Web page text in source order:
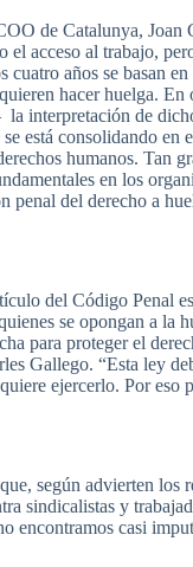
de Catalunya, Joan
el acceso al trabajo,
cuatro años se basan en
quieren hacer huelga. En
la interpretación de
se está consolidando en
humanos. Tan
en los
penal del derecho a
del Código Penal
se opongan a la
para protegerel
Gallego. “Esta ley
quiere ejercerlo. Por eso
que, según advierten los
sindicalistas y
encontramos casi